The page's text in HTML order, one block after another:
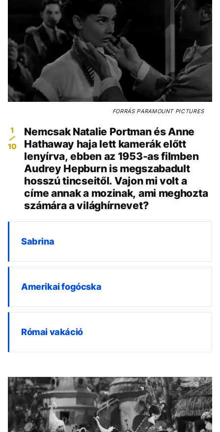
FORRÁSPARAMOUNT PICTURES
1
10
Nemcsak Natalie Portman és Anne
Hathaway haja lett kamerák előtt
lenyírva, ebben az 1953-as filmben
Audrey Hepburn is megszabadult
hosszú tincseitől. Vajon mi volt a
címe annak a mozinak, ami meghozta
számára a világhírnevet?
Sabrina
Amerikai fogócska
Római vakáció